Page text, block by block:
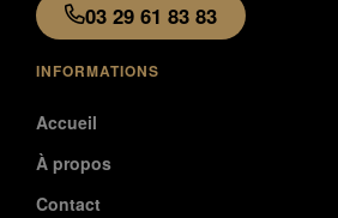
03 29 61 83 83
INFORMATIONS
Accueil
À propos
Contact